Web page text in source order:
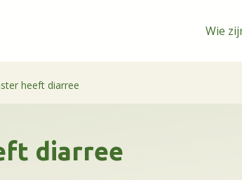
Wie
heeft diarree
diarree